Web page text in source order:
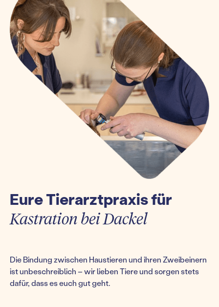
Eure Tierarztpraxis für
Kastration bei Dackel
Die Bindung zwischen Haustieren und ihren Zweibeinern
ist unbeschreiblich – wir lieben Tiere und sorgen stets
dafür, dass es euch gut geht.